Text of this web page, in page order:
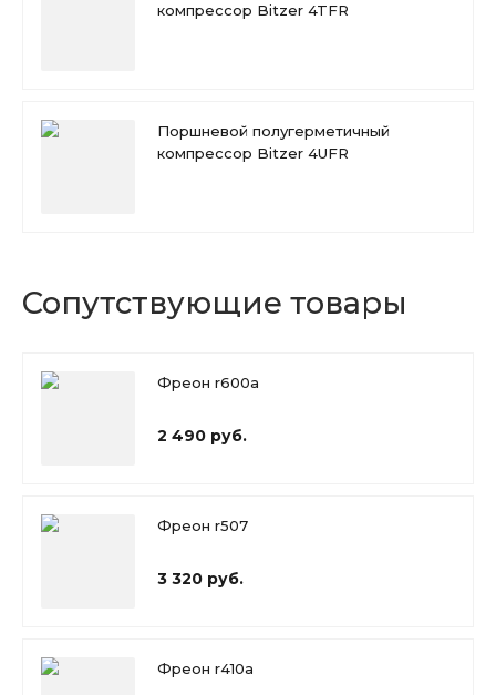
компрессор Bitzer 4TFR
Поршневой полугерметичный
компрессор Bitzer 4UFR
Сопутствующие товары
Фреон r600a
2 490 руб.
Фреон r507
3 320 руб.
Фреон r410a